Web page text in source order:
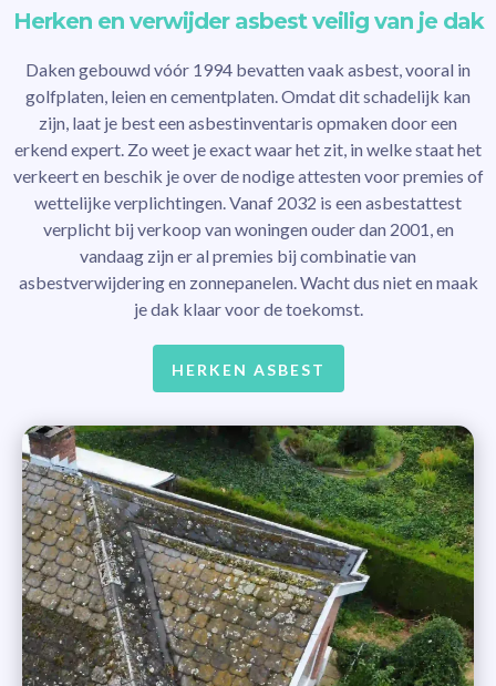
Herken en verwijder asbest veilig van je dak
Daken gebouwd vóór 1994 bevatten vaak asbest, vooral in
golfplaten, leien en cementplaten. Omdat dit schadelijk kan
zijn, laat je best een asbestinventaris opmaken door een
erkend expert. Zo weet je exact waar het zit, in welke staat het
verkeert en beschik je over de nodige attesten voor premies of
wettelijke verplichtingen. Vanaf 2032 is een asbestattest
verplicht bij verkoop van woningen ouder dan 2001, en
vandaag zijn er al premies bij combinatie van
asbestverwijdering en zonnepanelen. Wacht dus niet en maak
je dak klaar voor de toekomst.
HERKEN ASBEST